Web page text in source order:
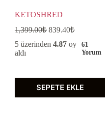
KETOSHRED
1,399.00₺ 839.40₺
5 üzerinden 4.87 oy
aldı
61
Yorum
SEPETE EKLE